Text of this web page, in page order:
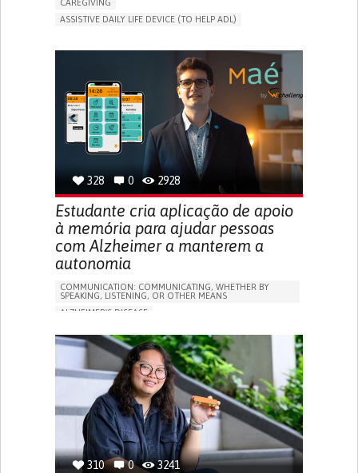
CAREGIVING
ASSISTIVE DAILY LIFE DEVICE (TO HELP ADL)
MAINTAINING BALANCE AND MOBILITY
PREVENTING (VACCINATION, PROTECTION, FALLS,
GENERAL AND FAMILY MEDICINE
CAREGIVER SUPPORT
UNITED STATES
328 0 2928
Estudante cria aplicação de apoio
à memória para ajudar pessoas
com Alzheimer a manterem a
autonomia
COMMUNICATION: COMMUNICATING, WHETHER BY
SPEAKING, LISTENING, OR OTHER MEANS
ALZHEIMER'S DISEASE
MEMORY LOSS
PROMOTING SELF-MANAGEMENT
MANAGING NEUROLOGICAL DISORDERS
CAREGIVING SUPPORT
GENERAL AND FAMILY MEDICINE
NEUROLOGY
FRANCE
310 0 3241